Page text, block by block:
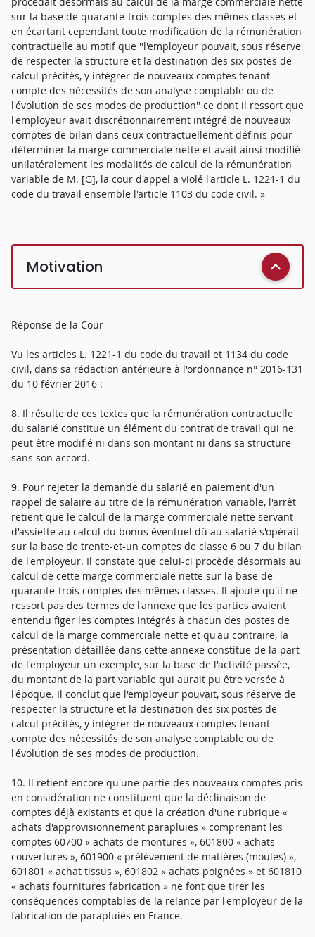
sur la base de quarante-trois comptes des mêmes classes et
en écartant cependant toute modification de la rémunération
contractuelle au motif que ''l'employeur pouvait, sous réserve
de respecter la structure et la destination des six postes de
calcul précités, y intégrer de nouveaux comptes tenant
compte des nécessités de son analyse comptable ou de
l'évolution de ses modes de production'' ce dont il ressort que
l'employeur avait discrétionnairement intégré de nouveaux
comptes de bilan dans ceux contractuellement définis pour
déterminer la marge commerciale nette et avait ainsi modifié
unilatéralement les modalités de calcul de la rémunération
variable de M. [G], la cour d'appel a violé l'article L. 1221-1 du
code du travail ensemble l'article 1103 du code civil. »
Motivation
Réponse de la Cour
Vu les articles L. 1221-1 du code du travail et 1134 du code
civil, dans sa rédaction antérieure à l'ordonnance n° 2016-131
du 10 février 2016 :
8. Il résulte de ces textes que la rémunération contractuelle
du salarié constitue un élément du contrat de travail qui ne
peut être modifié ni dans son montant ni dans sa structure
sans son accord.
9. Pour rejeter la demande du salarié en paiement d'un
rappel de salaire au titre de la rémunération variable, l'arrêt
retient que le calcul de la marge commerciale nette servant
d'assiette au calcul du bonus éventuel dû au salarié s'opérait
sur la base de trente-et-un comptes de classe 6 ou 7 du bilan
de l'employeur. Il constate que celui-ci procède désormais au
calcul de cette marge commerciale nette sur la base de
quarante-trois comptes des mêmes classes. Il ajoute qu'il ne
ressort pas des termes de l'annexe que les parties avaient
entendu figer les comptes intégrés à chacun des postes de
calcul de la marge commerciale nette et qu'au contraire, la
présentation détaillée dans cette annexe constitue de la part
de l'employeur un exemple, sur la base de l'activité passée,
du montant de la part variable qui aurait pu être versée à
l'époque. Il conclut que l'employeur pouvait, sous réserve de
respecter la structure et la destination des six postes de
calcul précités, y intégrer de nouveaux comptes tenant
compte des nécessités de son analyse comptable ou de
l'évolution de ses modes de production.
10. Il retient encore qu'une partie des nouveaux comptes pris
en considération ne constituent que la déclinaison de
comptes déjà existants et que la création d'une rubrique «
achats d'approvisionnement parapluies » comprenant les
comptes 60700 « achats de montures », 601800 « achats
couvertures », 601900 « prélèvement de matières (moules) »,
601801 « achat tissus », 601802 « achats poignées » et 601810
« achats fournitures fabrication » ne font que tirer les
conséquences comptables de la relance par l'employeur de la
fabrication de parapluies en France.